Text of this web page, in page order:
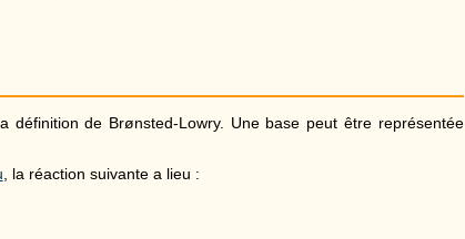
définition de Brønsted-Lowry. Une base peut être représentée
, la réaction suivante a lieu :